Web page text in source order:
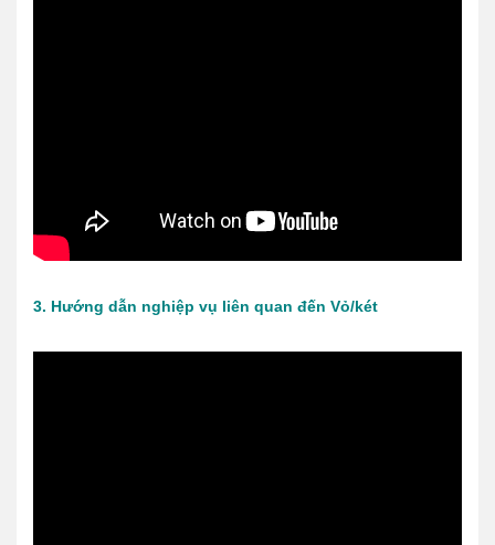
3. Hướng dẫn nghiệp vụ liên quan đến Vỏ/két